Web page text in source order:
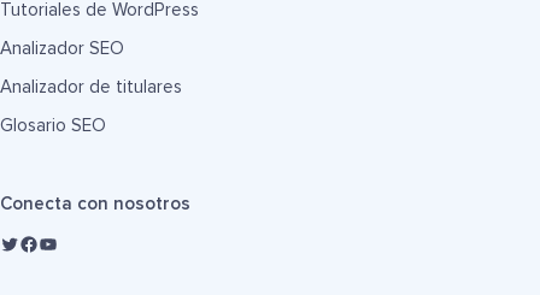
Tutoriales de WordPress
Analizador SEO
Analizador de titulares
Glosario SEO
Conecta con nosotros